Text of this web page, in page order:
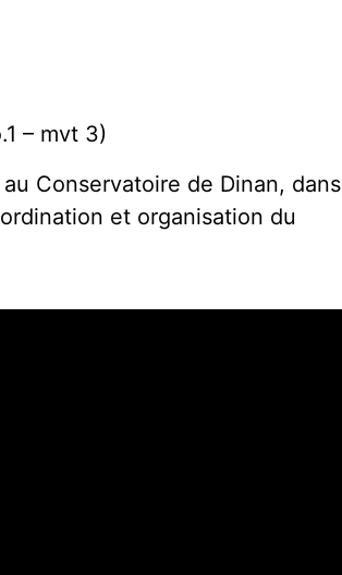
– mvt 3)
Conservatoire de Dinan, dans
et organisation du